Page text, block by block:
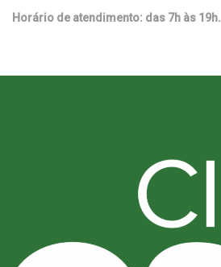
Horário de atendimento: das 7h às 19h.